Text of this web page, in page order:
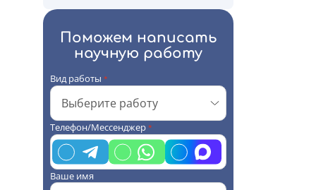
Поможем написать
научную работу
Вид работы *
Телефон/Мессенджер *
Ваше имя